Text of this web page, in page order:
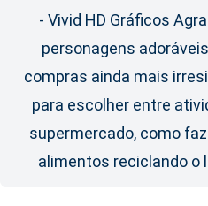
- Vivid HD Gráficos
personagens
compras ainda mais
para escolher entre
supermercado, como
alimentos reciclando o